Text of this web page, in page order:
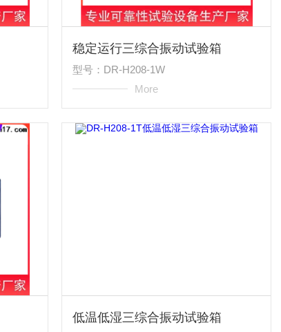
稳定运行三综合振动试验箱
型号：DR-H208-1W
More
低温低湿三综合振动试验箱